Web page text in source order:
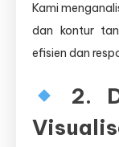
Kami
dan kontur
efisien dan
2.